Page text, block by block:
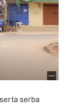
serba